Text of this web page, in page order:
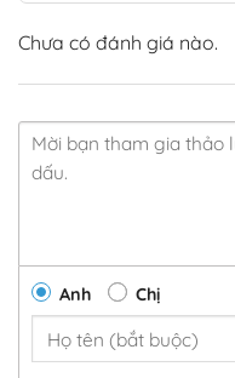
Chưa có đánh giá nào.
Anh Chị